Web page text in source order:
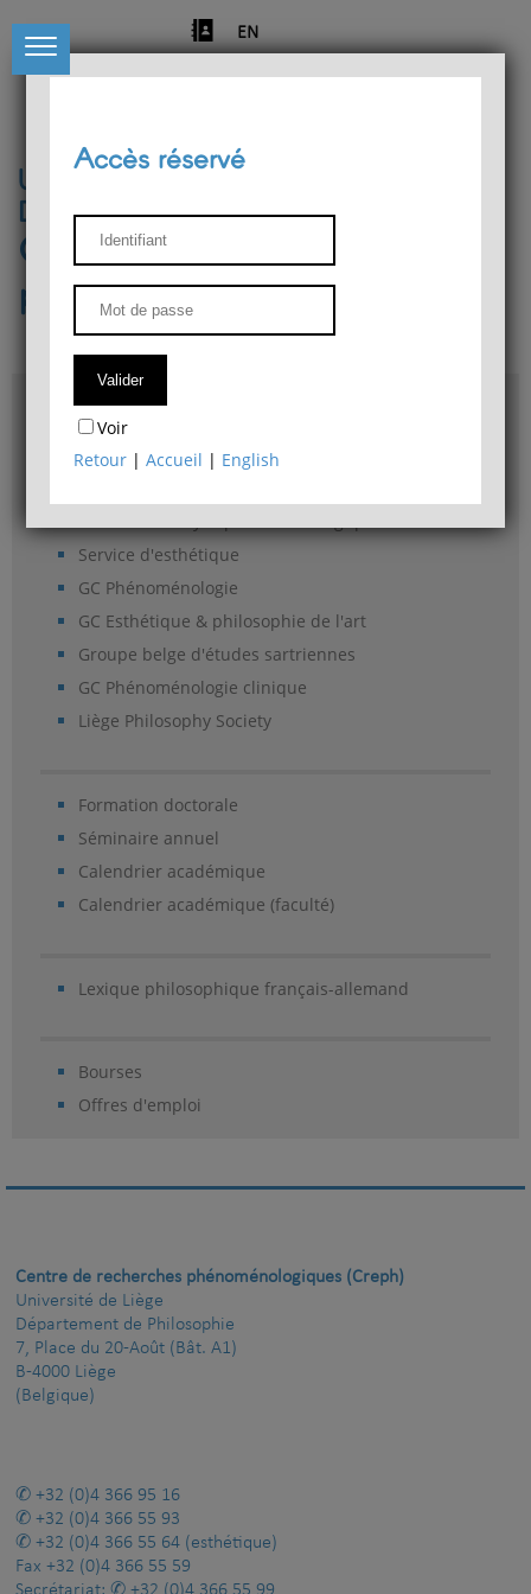
EN
Université de Liège
Département de philosophie
Centre de recherches
phénoménologiques
Accès & plans
Bibliothèque du Département de philosophie
Service d'esthétique
GC Phénoménologie
GC Esthétique & philosophie de l'art
Groupe belge d'études sartriennes
GC Phénoménologie clinique
Liège Philosophy Society
Formation doctorale
Séminaire annuel
Calendrier académique
Calendrier académique (faculté)
Lexique philosophique français-allemand
Bourses
Offres d'emploi
Accès réservé
Voir
Retour |Accueil | English
Centre de recherches phénoménologiques (Creph)
Université de Liège
Département de Philosophie
7, Place du 20-Août (Bât. A1)
B-4000 Liège
(Belgique)
+32 (0)4 366 95 16
+32 (0)4 366 55 93
+32 (0)4 366 55 64 (esthétique)
Fax +32 (0)4 366 55 59